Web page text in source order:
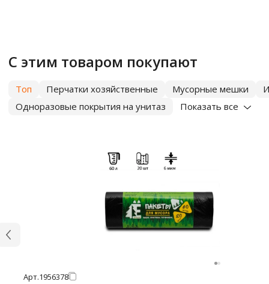
С этим товаром покупают
Топ Перчатки хозяйственные Мусорные мешки
Одноразовые покрытия на унитаз
Показать все
Арт.1956378